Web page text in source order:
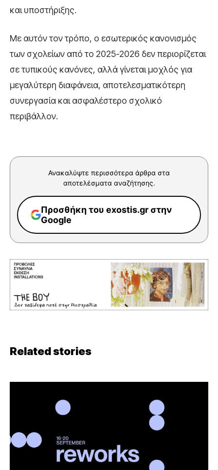
και υποστήριξης.
Με αυτόν τον τρόπο, ο εσωτερικός κανονισμός
των σχολείων από το 2025-2026 δεν περιορίζεται
σε τυπικούς κανόνες, αλλά γίνεται μοχλός για
μεγαλύτερη διαφάνεια, αποτελεσματικότερη
συνεργασία και ασφαλέστερο σχολικό
περιβάλλον.
Ανακαλύψτε περισσότερα άρθρα στα
αποτελέσματα αναζήτησης.
Προσθήκη του exostis.gr στην
Google
Related stories